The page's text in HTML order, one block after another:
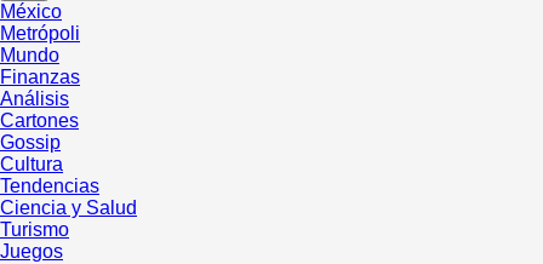
México
Metrópoli
Mundo
Finanzas
Análisis
Cartones
Gossip
Cultura
Tendencias
Ciencia y Salud
Turismo
Juegos